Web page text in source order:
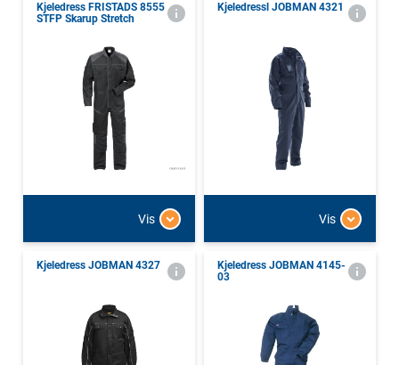
Kjeledress FRISTADS 8555
STFP Skarup Stretch
Vis
Kjeledressl JOBMAN 4321
Vis
Kjeledress JOBMAN 4327
Kjeledress JOBMAN 4145-
03